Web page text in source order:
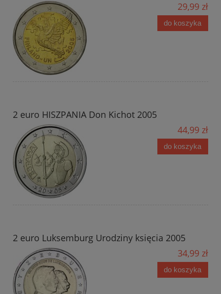
29,99 zł
do koszyka
2 euro HISZPANIA Don Kichot 2005
44,99 zł
do koszyka
2 euro Luksemburg Urodziny księcia 2005
34,99 zł
do koszyka